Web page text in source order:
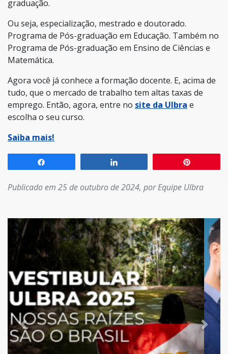
graduação.
Ou seja, especialização, mestrado e doutorado.
Programa de Pós-graduação em Educação. Também no
Programa de Pós-graduação em Ensino de Ciências e
Matemática.
Agora você já conhece a formação docente. E, acima de
tudo, que o mercado de trabalho tem altas taxas de
emprego. Então, agora, entre no site da Ulbra e
escolha o seu curso.
Saiba mais!
Publicado em 25 de outubro de 2024, por Equipe Ulbra
Previous Next